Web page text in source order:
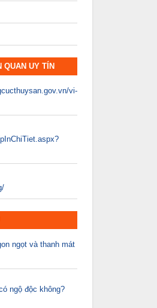
UY TÍN
vi-
ngọt và thanh mát
ngộ độc không?